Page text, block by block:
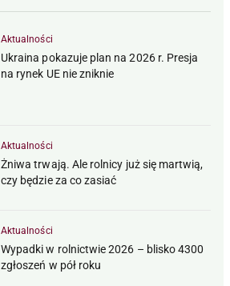
Aktualności
Ukraina pokazuje plan na 2026 r. Presja
na rynek UE nie zniknie
Aktualności
Żniwa trwają. Ale rolnicy już się martwią,
czy będzie za co zasiać
Aktualności
Wypadki w rolnictwie 2026 – blisko 4300
zgłoszeń w pół roku